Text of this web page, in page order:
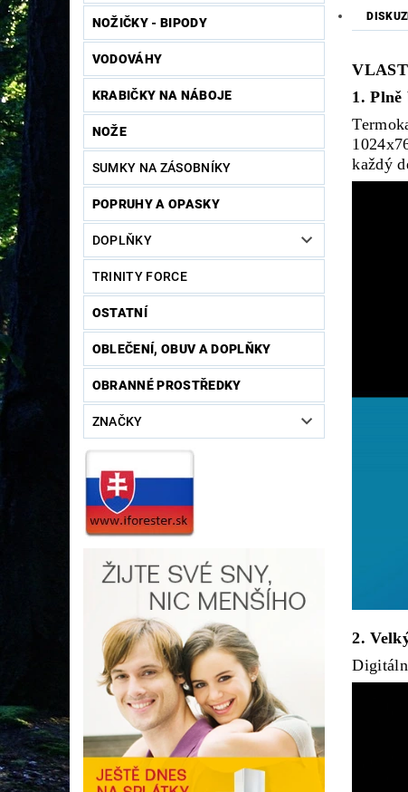
NOŽIČKY - BIPODY
VODOVÁHY
KRABIČKY NA NÁBOJE
NOŽE
SUMKY NA ZÁSOBNÍKY
POPRUHY A OPASKY
DOPLŇKY
TRINITY FORCE
OSTATNÍ
OBLEČENÍ, OBUV A DOPLŇKY
OBRANNÉ PROSTŘEDKY
ZNAČKY
1.
každý
2.